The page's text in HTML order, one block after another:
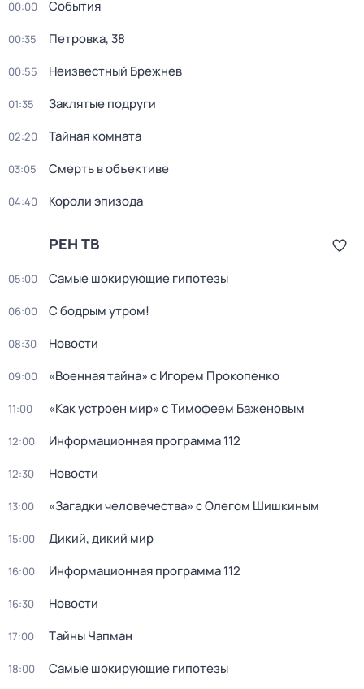
00:00 События
00:35 Петровка, 38
00:55 Неизвестный Брежнев
01:35 Заклятые подруги
02:20 Тайная комната
03:05 Смерть в объективе
04:40 Короли эпизода
РЕН ТВ
05:00 Самые шoкиpующие гипотезы
06:00 С бодрым утром!
08:30 Новости
09:00 «Военная тайна» с Игорем Прокопенко
11:00 «Как устроен мир» с Тимофеем Баженовым
12:00 Информационная программа 112
12:30 Новости
13:00 «Загадки человечества» с Олегом Шишкиным
15:00 Дикий, дикий мир
16:00 Информационная программа 112
16:30 Новости
17:00 Тaйны Чапман
18:00 Самые шoкиpующие гипотезы